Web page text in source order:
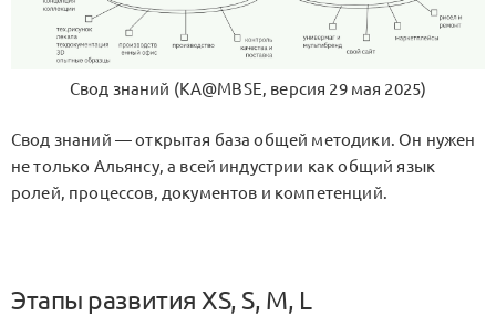
Свод знаний (KA@MBSE, версия 29 мая 2025)
Свод знаний — открытая база общей методики. Он нужен
не только Альянсу, а всей индустрии как общий язык
ролей, процессов, документов и компетенций.
Этапы развития XS, S, M, L